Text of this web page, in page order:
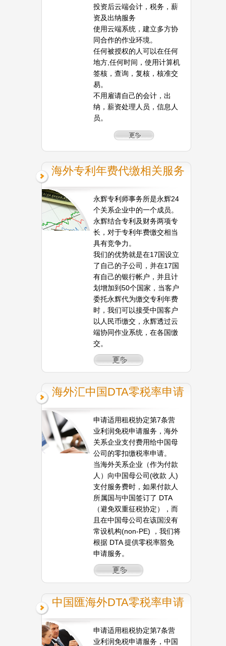
投资后云端会计，税务，薪
资及出纳服务
使用云端系统，建立多方协
同合作的作业环境。
任何被授权的人可以在任何
地方,任何时间，使用计算机
签核，查询，复核，核准交
易。
不用雇请自己的会计，出
纳，薪资处理人员，信息人
员。
海外专利年费代缴相关服务
永辉专利师事务所是永辉24
个关系企业中的一个成员。
永辉结合专利及财务两项专
长，对于专利年费缴交相当
具有竞争力。
我们的优势就是在17国设立
了自己的子公司，并在17国
有自己的银行帐户，并且计
划增加到50个国家，当客户
委托永辉代为缴交专利年费
时，我们可以接受中国客户
以人民币缴交，永辉透过云
端协同作业系统，在各国缴
交。
海外汇中国DTA零税率申请
申请适用租税协定第7条营
业利润免税申请服务，海外
关系企业支付费用给中国母
公司的零扣缴税率申请。
当海外关系企业（作为付款
人）向中国母公司(收款 人)
支付服务费时，如果付款人
所属国与中国签订了 DTA
（避免双重征税协定），而
且在中国母公司在该国没有
常设机构(non-PE) ，我们将
根据 DTA 提供零税率豁免
申请服务。
中国匯海外DTA零税率申请
申请适用租税协定第7条营
业利润免税申请服务，中国